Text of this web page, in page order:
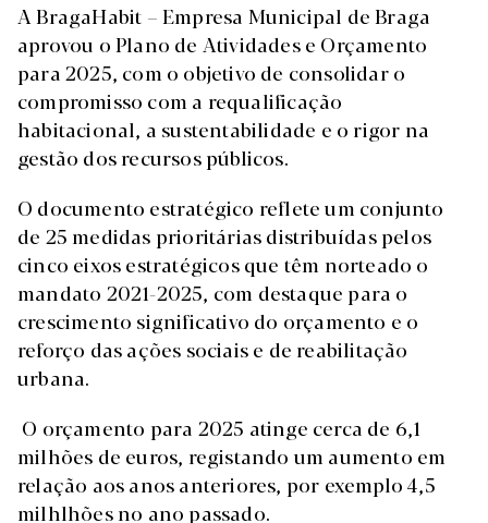
A BragaHabit – Empresa Municipal de Braga
aprovou o Plano de Atividades e Orçamento
para 2025, com o objetivo de consolidar o
compromisso com a requalificação
habitacional, a sustentabilidade e o rigor na
gestão dos recursos públicos.
O documento estratégico reflete um conjunto
de 25 medidas prioritárias distribuídas pelos
cinco eixos estratégicos que têm norteado o
mandato 2021-2025, com destaque para o
crescimento significativo do orçamento e o
reforço das ações sociais e de reabilitação
urbana.
O orçamento para 2025 atinge cerca de 6,1
milhões de euros, registando um aumento em
relação aos anos anteriores, por exemplo 4,5
milhlhões no ano passado.